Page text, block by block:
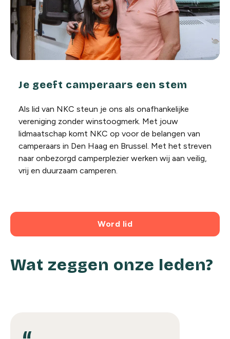
Je geeft camperaars een stem
Als lid van NKC steun je ons als onafhankelijke
vereniging zonder winstoogmerk. Met jouw
lidmaatschap komt NKC op voor de belangen van
camperaars in Den Haag en Brussel. Met het streven
naar onbezorgd camperplezier werken wij aan veilig,
vrij en duurzaam camperen.
Word lid
Wat zeggen onze leden?